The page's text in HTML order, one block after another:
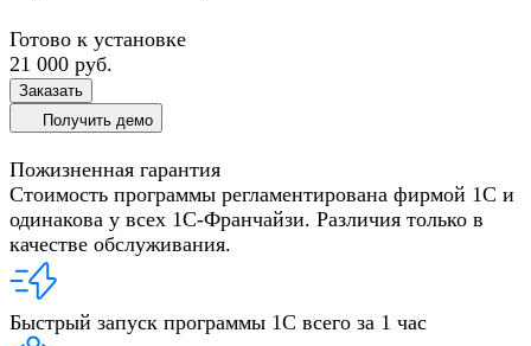
Готово к установке
21 000 руб.
Заказать
Получить демо
Пожизненная гарантия
Стоимость программы регламентирована фирмой 1С и
одинакова у всех 1С-Франчайзи. Различия только в
качестве обслуживания.
Быстрый запуск программы 1С всего за 1 час